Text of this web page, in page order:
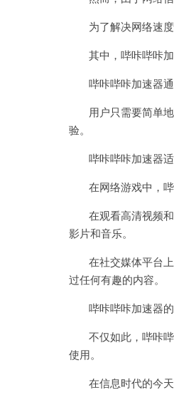
为了解决网络速度
其中，哔咔哔咔加
哔咔哔咔加速器通
用户只需要简单地
验。
哔咔哔咔加速器适
在网络游戏中，哔
在观看高清视频和
影片和音乐。
在社交媒体平台上
过任何有趣的内容。
哔咔哔咔加速器的
不仅如此，哔咔哔
使用。
在信息时代的今天